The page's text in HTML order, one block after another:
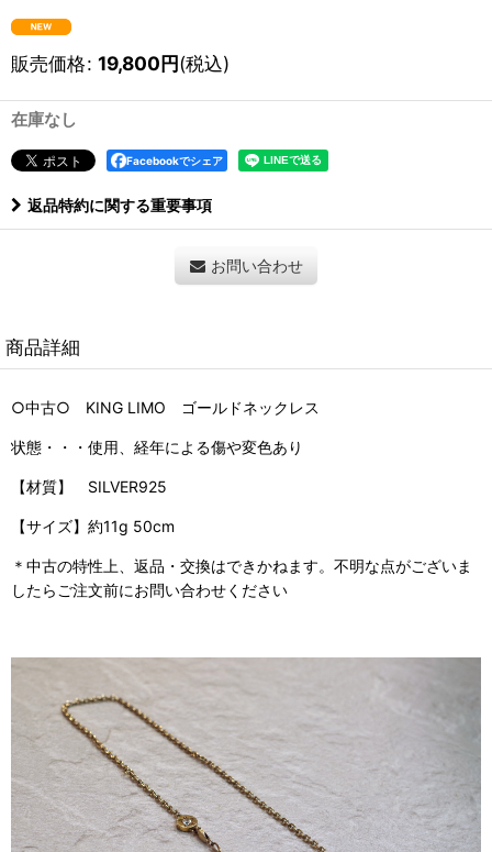
販売価格: 19,800円(税込)
在庫なし
Facebookでシェア
返品特約に関する重要事項
お問い合わせ
商品詳細
○中古○ KING LIMO ゴールドネックレス
状態・・・使用、経年による傷や変色あり
【材質】 SILVER925
【サイズ】約11g 50cm
＊中古の特性上、返品・交換はできかねます。不明な点がございま
したらご注文前にお問い合わせください